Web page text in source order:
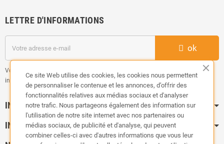
LETTRE D'INFORMATIONS
ok
Vous pouvez vous désinscrire à tout moment. Vous trouverez pour cela nos
informations de contact dans les conditions d'utilisation du site.
INFORMATION
INFOS PRATIQUES
Ce site Web utilise des cookies, les cookies nous permettent
de personnaliser le contenue et les annonces, d’offrir des
fonctionnalités relatives aux médias sociaux et d'analyser
notre trafic. Nous partageons également des information sur
l'utilisation de notre site internet avec nos partenaires ou
médias sociaux, de publicité et d'analyse, qui peuvent
combiner celles-ci avec d'autres informations que vous leur